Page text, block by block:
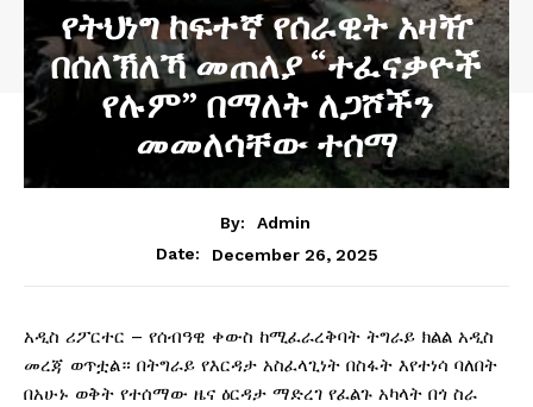
የትህነግ ከፍተኛ የሰራዊት አዛዥ
በሰለኽለኻ መጠለያ “ተፈናቃዮች
የሉም” በማለት ለጋሾችን
መመለሳቸው ተሰማ
By:
Admin
Date:
December 26, 2025
አዲስ ሪፖርተር – የሰብዓዊ ቀውስ ከሚፈራረቅባት ትግራይ ክልል አዲስ
መረጃ ወጥቷል። በትግራይ የእርዳታ አስፈላጊነት በስፋት እየተነሳ ባለበት
በአሁኑ ወቅት የተሰማው ዜና ዕርዳታ ማድረገ የፈልጉ አካላት በጎ ስራ